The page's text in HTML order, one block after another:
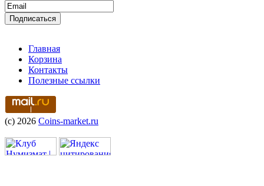
Главная
Корзина
Контакты
Полезные ссылки
(c) 2026 Coins-market.ru